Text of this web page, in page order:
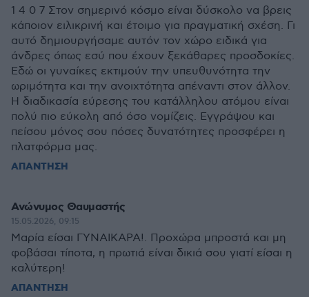
1 4 0 7 Στον σημερινό κόσμο είναι δύσκολο να βρεις
κάποιον ειλικρινή και έτοιμο για πραγματική σχέση. Γι
αυτό δημιουργήσαμε αυτόν τον χώρο ειδικά για
άνδρες όπως εσύ που έχουν ξεκάθαρες προσδοκίες.
Εδώ οι γυναίκες εκτιμούν την υπευθυνότητα την
ωριμότητα και την ανοιχτότητα απέναντι στον άλλον.
Η διαδικασία εύρεσης του κατάλληλου ατόμου είναι
πολύ πιο εύκολη από όσο νομίζεις. Εγγράψου και
πείσου μόνος σου πόσες δυνατότητες προσφέρει η
πλατφόρμα μας.
ΑΠΑΝΤΗΣΗ
Ανώνυμος Θαυμαστής
15.05.2026, 09:15
Μαρία είσαι ΓΥΝΑΙΚΑΡΑ!. Προχώρα μπροστά και μη
φοβάσαι τίποτα, η πρωτιά είναι δικιά σου γιατί είσαι η
καλύτερη!
ΑΠΑΝΤΗΣΗ